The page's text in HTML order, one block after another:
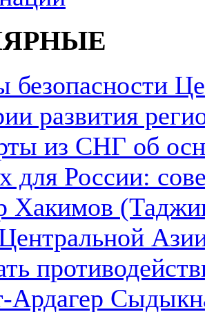
безопасности
развития
из СНГ об
для России: